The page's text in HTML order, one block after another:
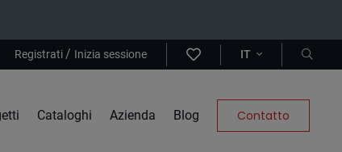
Registrati/ Inizia sessione IT
Cataloghi Azienda Blog Contatto